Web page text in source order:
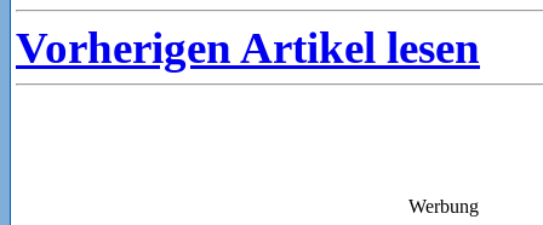
Vorherigen Artikel lesen
Werbung